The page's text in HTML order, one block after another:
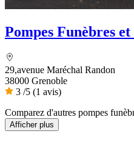
Pompes Funèbres
29,avenue Maréchal Randon
38000 Grenoble
3 /5 (1 avis)
Comparez d'autres pompes
Afficher plus